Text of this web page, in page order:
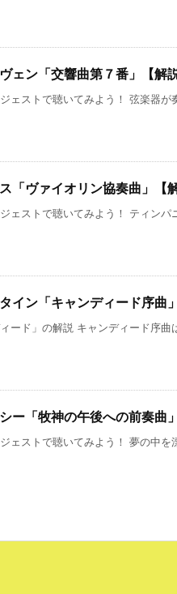
ェン「交響曲第７番」【解
ェストで聴いてみよう！ 弦楽器
「ヴァイオリン協奏曲」【
ェストで聴いてみよう！ ティン
イン「キャンディード序曲
ィード」の解説 キャンディード序
ー「牧神の午後への前奏曲
ェストで聴いてみよう！ 夢の中